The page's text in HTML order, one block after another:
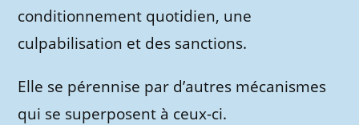
conditionnement quotidien, une
culpabilisation et des sanctions.
Elle se pérennise par d’autres mécanismes
qui se superposent à ceux-ci.